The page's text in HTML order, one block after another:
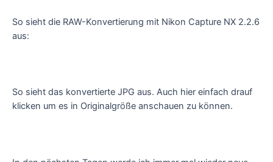
So sieht die RAW-Konvertierung mit Nikon Capture NX 2.2.6
aus:
So sieht das konvertierte JPG aus. Auch hier einfach drauf
klicken um es in Originalgröße anschauen zu können.